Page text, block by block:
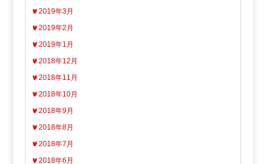
2019年3月
2019年2月
2019年1月
2018年12月
2018年11月
2018年10月
2018年9月
2018年8月
2018年7月
2018年6月